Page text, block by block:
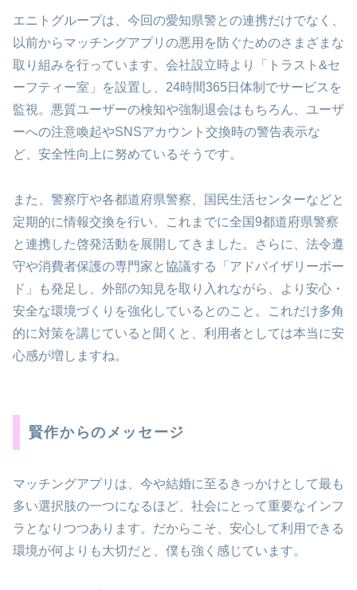
エニトグループは、今回の愛知県警との連携だけでなく、
以前からマッチングアプリの悪用を防ぐためのさまざまな
取り組みを行っています。会社設立時より「トラスト&セ
ーフティー室」を設置し、24時間365日体制でサービスを
監視。悪質ユーザーの検知や強制退会はもちろん、ユーザ
ーへの注意喚起やSNSアカウント交換時の警告表示な
ど、安全性向上に努めているそうです。
また、警察庁や各都道府県警察、国民生活センターなどと
定期的に情報交換を行い、これまでに全国9都道府県警察
と連携した啓発活動を展開してきました。さらに、法令遵
守や消費者保護の専門家と協議する「アドバイザリーボー
ド」も発足し、外部の知見を取り入れながら、より安心・
安全な環境づくりを強化しているとのこと。これだけ多角
的に対策を講じていると聞くと、利用者としては本当に安
心感が増しますね。
賢作からのメッセージ
マッチングアプリは、今や結婚に至るきっかけとして最も
多い選択肢の一つになるほど、社会にとって重要なインフ
ラとなりつつあります。だからこそ、安心して利用できる
環境が何よりも大切だと、僕も強く感じています。